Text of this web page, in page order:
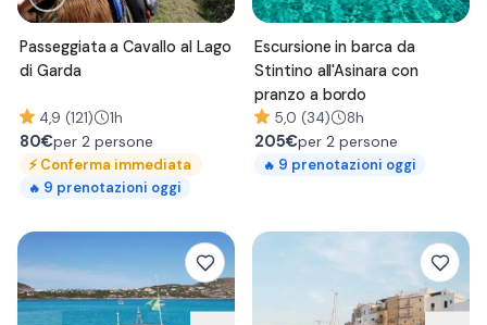
Passeggiata a Cavallo al Lago
di Garda
4,9 (121) 1h
80€per 2 persone
⚡Conferma immediata
🔥 9 prenotazioni oggi
Escursione in barca da
Stintino all'Asinara con
pranzo a bordo
5,0 (34) 8h
205€per 2 persone
🔥 9 prenotazioni oggi